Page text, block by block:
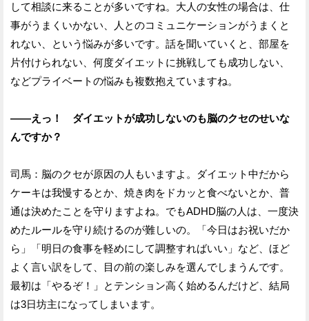
して相談に来ることが多いですね。大人の女性の場合は、仕
事がうまくいかない、人とのコミュニケーションがうまくと
れない、という悩みが多いです。話を聞いていくと、部屋を
片付けられない、何度ダイエットに挑戦しても成功しない、
などプライベートの悩みも複数抱えていますね。
——えっ！ ダイエットが成功しないのも脳のクセのせいな
んですか？
司馬：脳のクセが原因の人もいますよ。ダイエット中だから
ケーキは我慢するとか、焼き肉をドカッと食べないとか、普
通は決めたことを守りますよね。でもADHD脳の人は、一度決
めたルールを守り続けるのが難しいの。「今日はお祝いだか
ら」「明日の食事を軽めにして調整すればいい」など、ほど
よく言い訳をして、目の前の楽しみを選んでしまうんです。
最初は「やるぞ！」とテンション高く始めるんだけど、結局
は3日坊主になってしまいます。